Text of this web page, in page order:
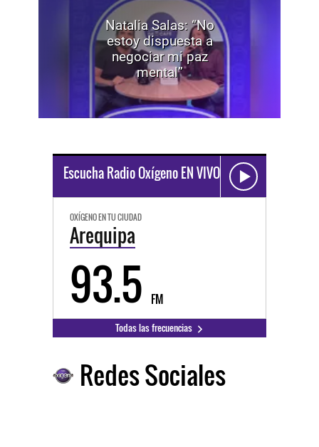
Natalia Salas: “No
estoy dispuesta a
negociar mi paz
mental”
Escucha Radio Oxígeno EN VIVO
OXÍGENO EN TU CIUDAD
Arequipa
93.5 FM
Todas las frecuencias
Redes Sociales